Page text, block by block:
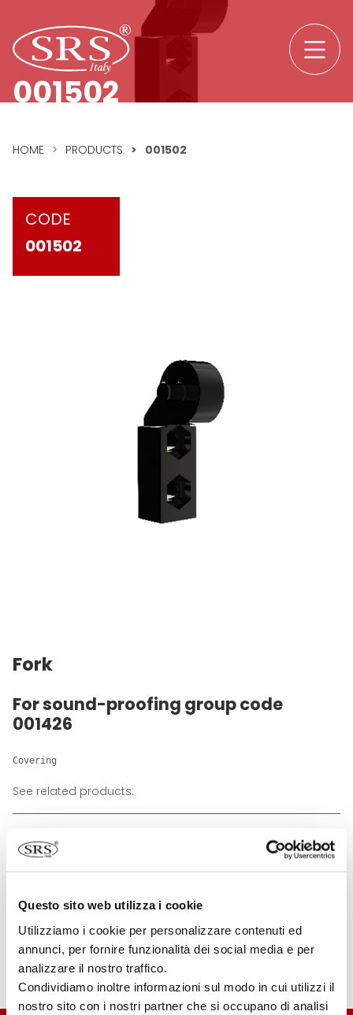
Questo sito web utilizza i cookie
Utilizziamo i cookie per personalizzare contenuti ed
annunci, per fornire funzionalità dei social media e per
analizzare il nostro traffico.
Condividiamo inoltre informazioni sul modo in cui utilizzi il
nostro sito con i nostri partner che si occupano di analisi
SRS srl logo
001502
HOME > PRODUCTS > 001502
CODE
001502
Fork
For sound-proofing group code
001426
Covering
See related products:
001426
Contact us